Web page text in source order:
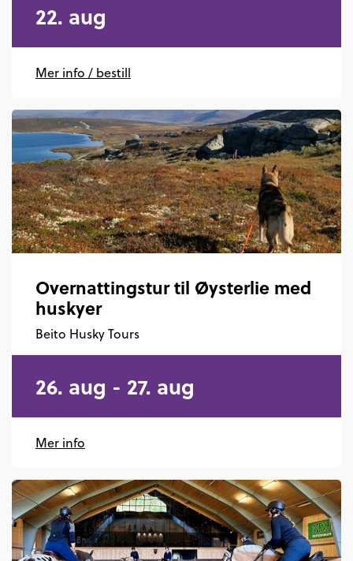
22. aug
Mer info / bestill
Overnattingstur til Øysterlie med
huskyer
Beito Husky Tours
26. aug - 27. aug
Mer info